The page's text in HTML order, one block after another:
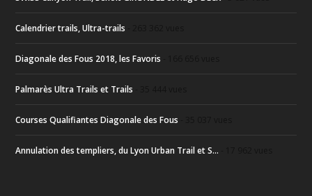
Calendrier trails, Ultra-trails
Diagonale des Fous 2018, les Favoris
Palmarès Ultra Trails et Trails
Courses Qualifiantes Diagonale des Fous
Annulation des templiers, du Lyon Urban Trail et S...